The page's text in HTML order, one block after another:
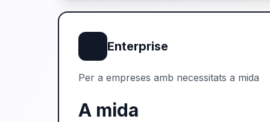
Enterprise
Per a empreses amb necessitats a mida
A mida